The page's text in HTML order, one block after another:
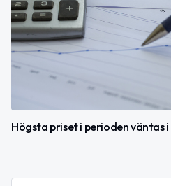
Högsta priset i perioden väntas i